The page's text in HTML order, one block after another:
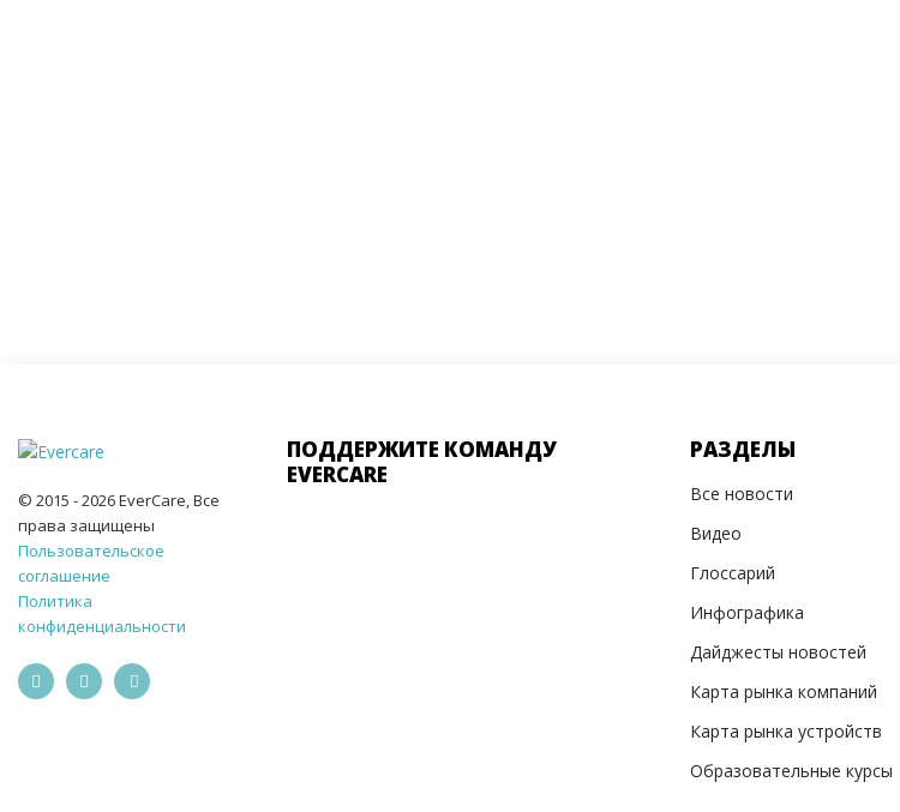
© 2015 - 2026 EverCare, Все
права защищены
Пользовательское
соглашение
Политика
конфиденциальности
ПОДДЕРЖИТЕ КОМАНДУ
EVERCARE
РАЗДЕЛЫ
Все новости
Видео
Глоссарий
Инфографика
Дайджесты новостей
Карта рынка компаний
Карта рынка устройств
Образовательные курсы